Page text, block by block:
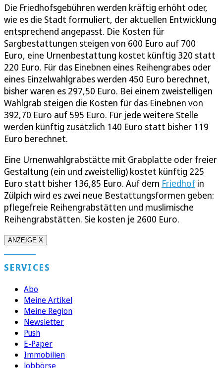
Die Friedhofsgebühren werden kräftig erhöht oder,
wie es die Stadt formuliert, der aktuellen Entwicklung
entsprechend angepasst. Die Kosten für
Sargbestattungen steigen von 600 Euro auf 700
Euro, eine Urnenbestattung kostet künftig 320 statt
220 Euro. Für das Einebnen eines Reihengrabes oder
eines Einzelwahlgrabes werden 450 Euro berechnet,
bisher waren es 297,50 Euro. Bei einem zweistelligen
Wahlgrab steigen die Kosten für das Einebnen von
392,70 Euro auf 595 Euro. Für jede weitere Stelle
werden künftig zusätzlich 140 Euro statt bisher 119
Euro berechnet.
Eine Urnenwahlgrabstätte mit Grabplatte oder freier
Gestaltung (ein und zweistellig) kostet künftig 225
Euro statt bisher 136,85 Euro. Auf dem Friedhof in
Zülpich wird es zwei neue Bestattungsformen geben:
pflegefreie Reihengrabstätten und muslimische
Reihengrabstätten. Sie kosten je 2600 Euro.
ANZEIGE X
SERVICES
Abo
Meine Artikel
Meine Region
Newsletter
Push
E-Paper
Immobilien
Jobbörse